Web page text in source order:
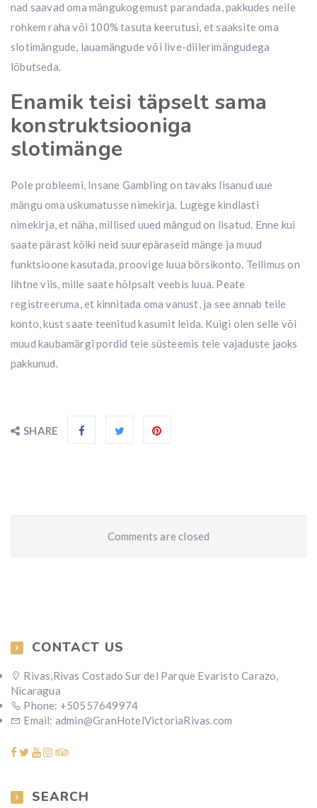
nad saavad oma mängukogemust parandada, pakkudes neile
rohkem raha või 100% tasuta keerutusi, et saaksite oma
slotimängude, lauamängude või live-diilerimängudega
lõbutseda.
Enamik teisi täpselt sama
konstruktsiooniga
slotimänge
Pole probleemi, Insane Gambling on tavaks lisanud uue
mängu oma uskumatusse nimekirja. Lugege kindlasti
nimekirja, et näha, millised uued mängud on lisatud. Enne kui
saate pärast kõiki neid suurepäraseid mänge ja muud
funktsioone kasutada, proovige luua börsikonto. Tellimus on
lihtne viis, mille saate hõlpsalt veebis luua. Peate
registreeruma, et kinnitada oma vanust, ja see annab teile
konto, kust saate teenitud kasumit leida. Kuigi olen selle või
muud kaubamärgi pordid teie süsteemis teie vajaduste jaoks
pakkunud.
SHARE
Comments are closed
CONTACT US
Rivas,Rivas Costado Sur del Parque Evaristo Carazo,
Nicaragua
Phone: +50557649974
Email: admin@GranHotelVictoriaRivas.com
SEARCH